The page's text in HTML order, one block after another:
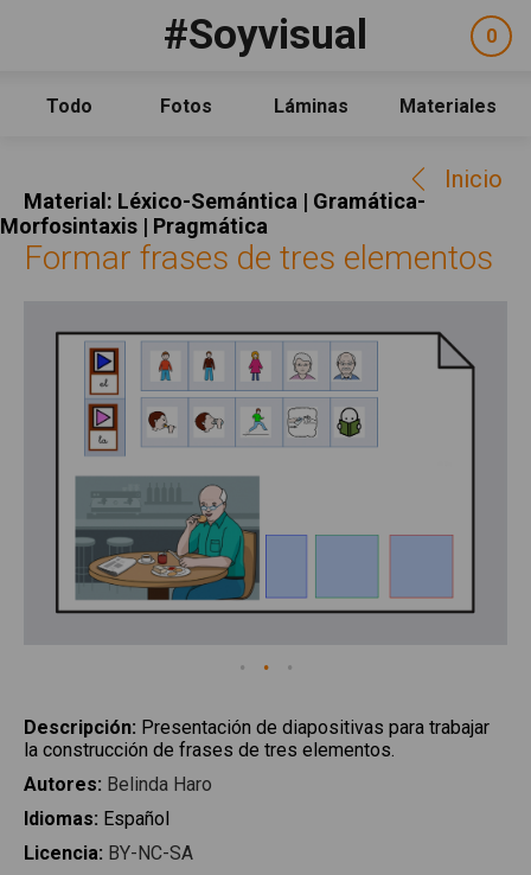
#Soyvisual
Todo
Fotos Láminas Materiales
0
Material: Léxico-Semántica | Gramática-
Morfosintaxis | Pragmática
Inicio
Formar frases de tres elementos
Descripción: Presentación de diapositivas para trabajar
la construcción de frases de tres elementos.
Autores: Belinda Haro
Idiomas: Español
Licencia: BY-NC-SA
FacebookYouTubeTwitter
Qué es #Soyvisual
Guía de uso
Contacto
Créditos